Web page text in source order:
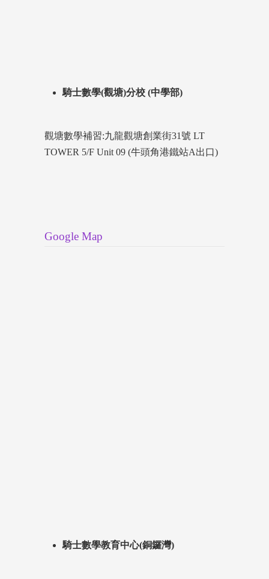
騎士數學(觀塘)分校 (中學部)
觀塘數學補習:九龍觀塘創業街31號 LT
TOWER 5/F Unit 09 (牛頭角港鐵站A出口)
Google Map
騎士數學教育中心(銅鑼灣)